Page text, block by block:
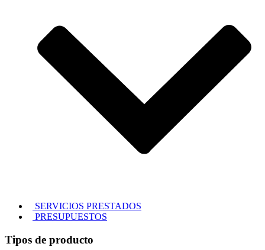
SERVICIOS PRESTADOS
PRESUPUESTOS
Tipos de producto